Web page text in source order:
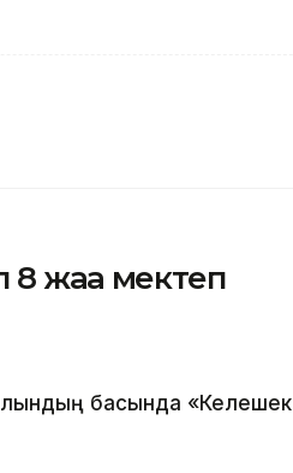
жаңа мектеп
басында «Келешек